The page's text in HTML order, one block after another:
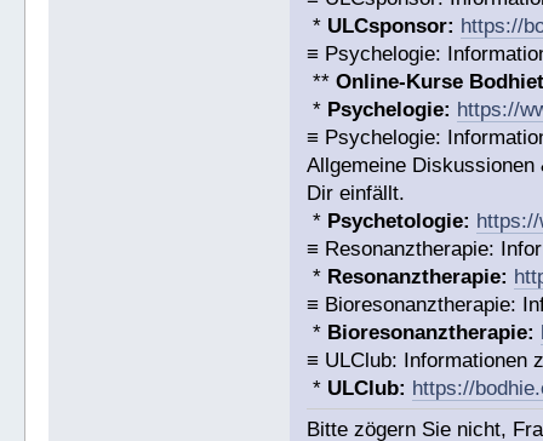
* ULCsponsor: https://
≡ Psychelogie:
**Online-Kurse
* Psychelogie: https://
≡ Psychelogie:
Allgemeine
Dir einfällt.
* Psychetologie:
≡ Resonanztherapie:
* Resonanztherapie:
≡ Bioresonanztherapie:
* Bioresonanztherapie:
≡ ULClub: Informationen
* ULClub: https://
Bitte zögern Sie nicht,